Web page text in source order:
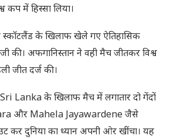
कप में हिस्सा लिया।
स्कॉटलैंड के खिलाफ खेले गए ऐतिहासिक
की। अफगानिस्तान ने वही मैच जीतकर विश्व
जीत दर्ज की।
Lanka के खिलाफ मैच में लगातार दो गेंदों
और Mahela Jayawardene जैसे
कर दुनिया का ध्यान अपनी ओर खींचा। यह